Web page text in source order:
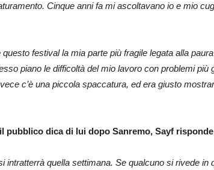
Cinque anni fa mi ascoltavano io e mio
festival la mia parte più fragile legata alla
piano le difficoltà del mio lavoro con problemi più
c’è una piccola spaccatura, ed era giusto
pubblico dica di lui dopo Sanremo, Sayf
intratterrà quella settimana. Se qualcuno si rivede in